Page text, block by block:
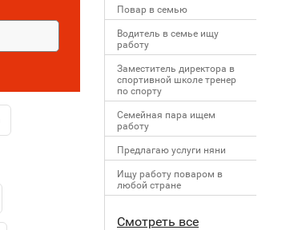
Повар в семью
Водитель в семье ищу
работу
Заместитель директора в
спортивной школе тренер
по спорту
Семейная пара ищем
работу
Предлагаю услуги няни
Ищу работу поваром в
любой стране
Смотреть все